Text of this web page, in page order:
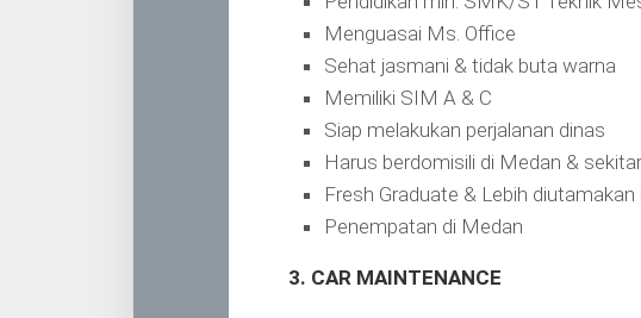
Menguasai Ms. Office
Sehat jasmani & tidak buta warna
Memiliki SIM A & C
Siap melakukan perjalanan dinas
Harus berdomisili di Medan &
Fresh Graduate & Lebih
Penempatan di Medan
3. CAR MAINTENANCE